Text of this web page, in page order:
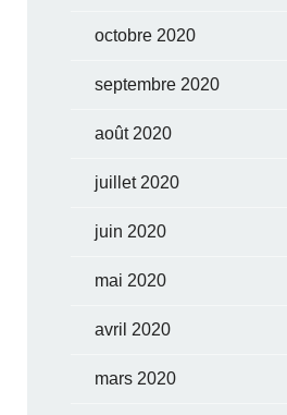
octobre 2020
septembre 2020
août 2020
juillet 2020
juin 2020
mai 2020
avril 2020
mars 2020